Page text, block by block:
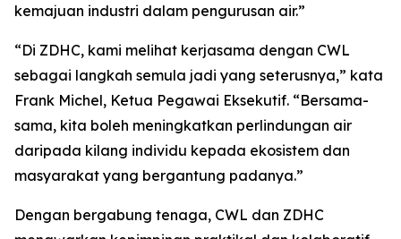
kemajuan industri dalam pengurusan air.”
“Di ZDHC, kami melihat kerjasama dengan CWL
sebagai langkah semula jadi yang seterusnya,” kata
Frank Michel, Ketua Pegawai Eksekutif. “Bersama-
sama, kita boleh meningkatkan perlindungan air
daripada kilang individu kepada ekosistem dan
masyarakat yang bergantung padanya.”
Dengan bergabung tenaga, CWL dan ZDHC